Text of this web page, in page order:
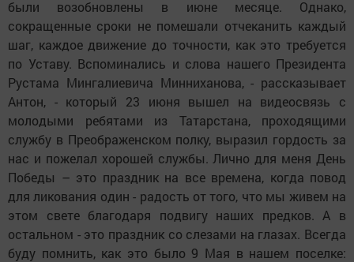
были возобновлены в июне месяце. Однако,
сокращенные сроки не помешали отчеканить каждый
шаг, каждое движение до точности, как это требуется
по Уставу. Вспоминались и слова нашего Президента
Рустама Мингалиевича Минниханова, - рассказывает
Антон, - который 23 июня вышел на видеосвязь с
молодыми ребятами из Татарстана, проходящими
службу в Преображенском полку, выразил гордость за
нас и пожелал хорошей службы. Лично для меня День
Победы – это праздник на все времена, когда повод
для ликования один - радость от того, что мы живем на
этом свете благодаря подвигу наших предков. А в
остальном - это праздник со слезами на глазах. Всегда
буду помнить, как это было 9 Мая в нашем поселке: